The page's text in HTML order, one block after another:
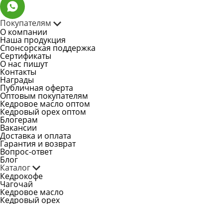
Покупателям
О компании
Наша продукция
Спонсорская поддержка
Сертификаты
О нас пишут
Контакты
Награды
Публичная оферта
Оптовым покупателям
Кедровое масло оптом
Кедровый орех оптом
Блогерам
Вакансии
Доставка и оплата
Гарантия и возврат
Вопрос-ответ
Блог
Каталог
Кедрокофе
Чагочай
Кедровое масло
Кедровый орех